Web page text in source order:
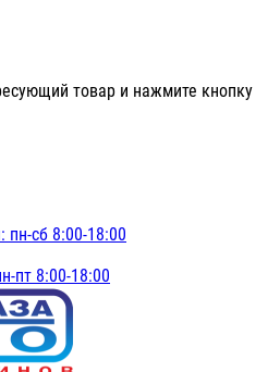
товар и нажмите кнопку
пн-сб 8:00-18:00
пт 8:00-18:00